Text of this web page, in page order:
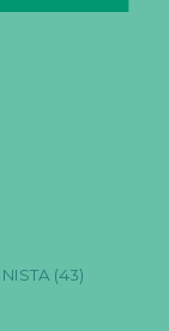
(43)